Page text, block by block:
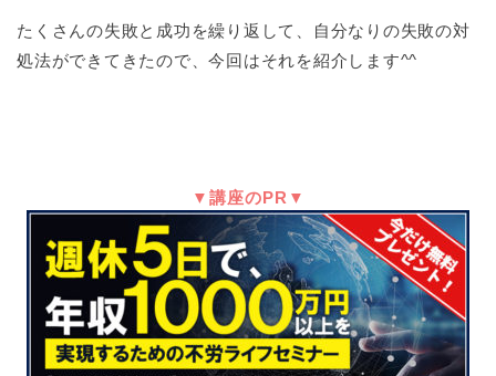
たくさんの失敗と成功を繰り返して、自分なりの失敗の対
処法ができてきたので、今回はそれを紹介します^^
▼講座のPR▼